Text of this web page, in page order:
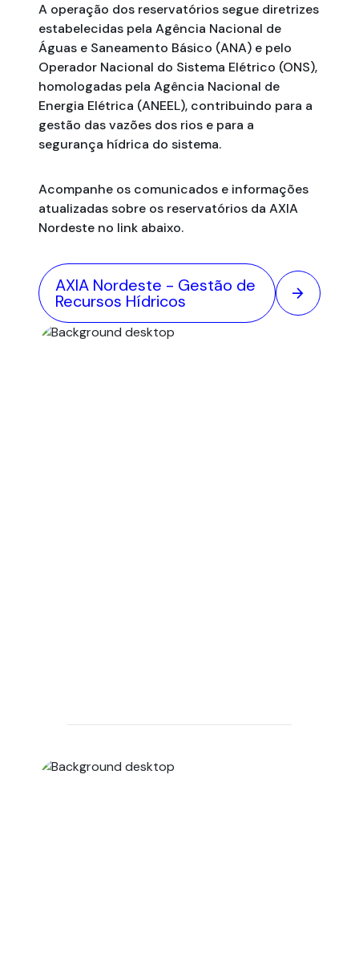
A operação dos reservatórios segue diretrizes
estabelecidas pela Agência Nacional de
Águas e Saneamento Básico (ANA) e pelo
Operador Nacional do Sistema Elétrico (ONS),
homologadas pela Agência Nacional de
Energia Elétrica (ANEEL), contribuindo para a
gestão das vazões dos rios e para a
segurança hídrica do sistema.
Acompanhe os comunicados e informações
atualizadas sobre os reservatórios da AXIA
Nordeste no link abaixo.
AXIA Nordeste - Gestão de
Recursos Hídricos arrow_forward